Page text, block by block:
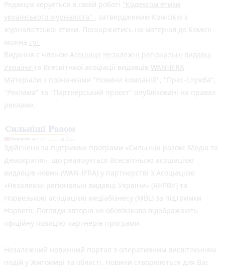
Редакція керується в своїй роботі "Кодексом етики
українського журналіста" , затвердженим Комісією з
журналістської етики. Поскаржитись на матеріал до Комісії
можна тут
Видання є членом Асоціації Незалежні регіональні видавці
України та Всесвітньої асоціації видавців WAN-IFRA
Матеріали з позначками "Новини компаній", "Прес-служба",
"Реклама" та "Партнерський проєкт" опубліковані на правах
реклами.
Здійснено за підтримки програми «Сильніші разом: Медіа та
Демократія», що реалізується Всесвітньою асоціацією
видавців новин (WAN-IFRA) у партнерстві з Асоціацією
«Незалежні регіональні видавці України» (АНРВУ) та
Норвезькою асоціацією медіабізнесу (MBL) за підтримки
Норвегії. Погляди авторів не обов’язково відображають
офіційну позицію партнерів програми.
Незалежний новинний портал з оперативним висвітленням
подій у Житомирі та області. Новини створюються для Вас